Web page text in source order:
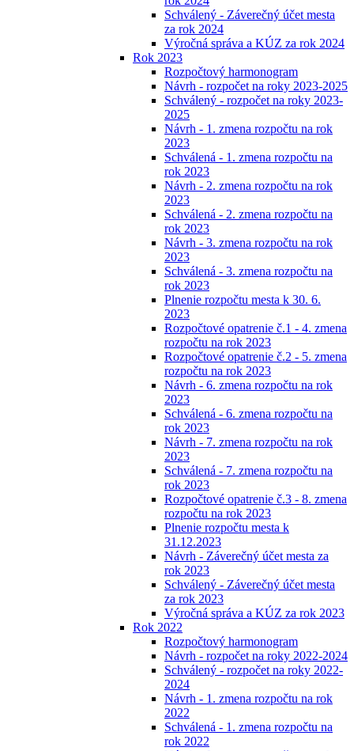
Schválený - Záverečný účet mesta
za rok 2024
Výročná správa a KÚZ za rok 2024
Rok 2023
Rozpočtový harmonogram
Návrh - rozpočet na roky 2023-2025
Schválený - rozpočet na roky 2023-
2025
Návrh - 1. zmena rozpočtu na rok
2023
Schválená - 1. zmena rozpočtu na
rok 2023
Návrh - 2. zmena rozpočtu na rok
2023
Schválená - 2. zmena rozpočtu na
rok 2023
Návrh - 3. zmena rozpočtu na rok
2023
Schválená - 3. zmena rozpočtu na
rok 2023
Plnenie rozpočtu mesta k 30. 6.
2023
Rozpočtové opatrenie č.1 - 4. zmena
rozpočtu na rok 2023
Rozpočtové opatrenie č.2 - 5. zmena
rozpočtu na rok 2023
Návrh - 6. zmena rozpočtu na rok
2023
Schválená - 6. zmena rozpočtu na
rok 2023
Návrh - 7. zmena rozpočtu na rok
2023
Schválená - 7. zmena rozpočtu na
rok 2023
Rozpočtové opatrenie č.3 - 8. zmena
rozpočtu na rok 2023
Plnenie rozpočtu mesta k
31.12.2023
Návrh - Záverečný účet mesta za
rok 2023
Schválený - Záverečný účet mesta
za rok 2023
Výročná správa a KÚZ za rok 2023
Rok 2022
Rozpočtový harmonogram
Návrh - rozpočet na roky 2022-2024
Schválený - rozpočet na roky 2022-
2024
Návrh - 1. zmena rozpočtu na rok
2022
Schválená - 1. zmena rozpočtu na
rok 2022